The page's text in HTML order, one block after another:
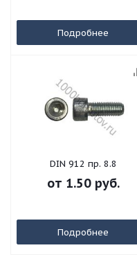
Подробнее
DIN 912 пр. 8.8
от 1.50 руб.
Подробнее